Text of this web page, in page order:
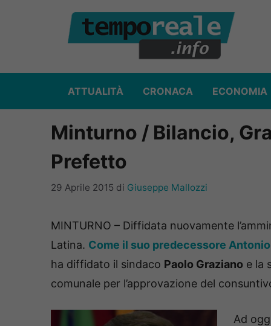
ATTUALITÀ CRONACA ECONOMIA
Minturno / Bilancio,
Prefetto
29 Aprile 2015 di Giuseppe Mallozzi
MINTURNO – Diffidata nuovamente
Latina. Come il suo predecessore Antonio
ha diffidato il sindaco Paolo Graziano e la
comunale per l’approvazione del
Ad